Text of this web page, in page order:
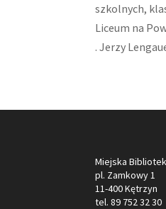
szkolnych,
Liceum na
. Jerzy
Miejska
pl. Zamkowy 1
11-400 Kętrzyn
tel. 89 752 32 30